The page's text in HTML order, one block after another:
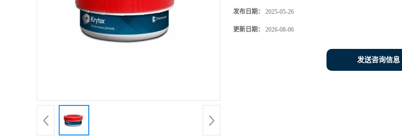
发布日期： 2025-05-26
更新日期： 2026-08-06
发送咨询信息